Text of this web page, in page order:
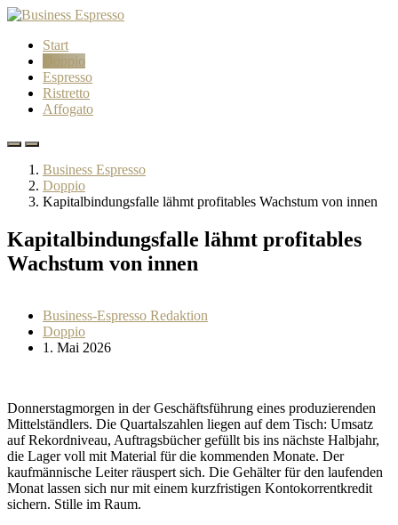
Start
Doppio
Espresso
Ristretto
Affogato
Business Espresso
Doppio
Kapitalbindungsfalle lähmt profitables Wachstum von innen
Kapitalbindungsfalle lähmt profitables
Wachstum von innen
Business-Espresso Redaktion
Doppio
1. Mai 2026
Donnerstagmorgen in der Geschäftsführung eines produzierenden
Mittelständlers. Die Quartalszahlen liegen auf dem Tisch: Umsatz
auf Rekordniveau, Auftragsbücher gefüllt bis ins nächste Halbjahr,
die Lager voll mit Material für die kommenden Monate. Der
kaufmännische Leiter räuspert sich. Die Gehälter für den laufenden
Monat lassen sich nur mit einem kurzfristigen Kontokorrentkredit
sichern. Stille im Raum.